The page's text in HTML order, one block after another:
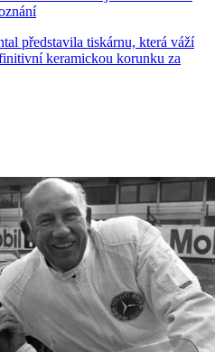
představila tiskárnu, která váží
keramickou korunku za